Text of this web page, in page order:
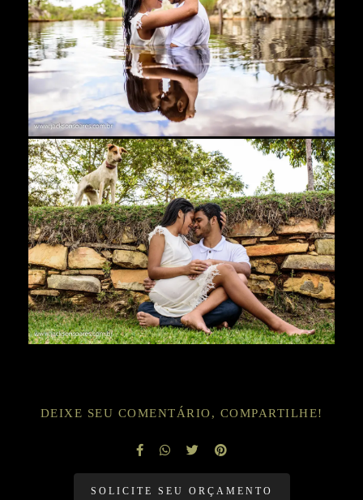
DEIXE SEU COMENTÁRIO, COMPARTILHE!
SOLICITE SEU ORÇAMENTO